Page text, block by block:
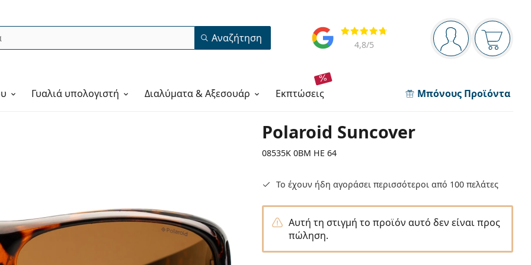
Πίνακας πλοήγησης
Είστε
Το
Αξιολογήσεις
4,8/5
Αναζήτηση
Γυαλιά υπολογιστή Διαλύματα & Αξεσουάρ εκπτώσεις Μπόνους Προϊόντα
Polaroid Suncover
08535K 0BM HE 64
Το έχουν ήδη αγοράσει περισσότεροι από 100 πελάτες
Αυτή τη στιγμή το προϊόν αυτό δεν είναι προς
πώληση.